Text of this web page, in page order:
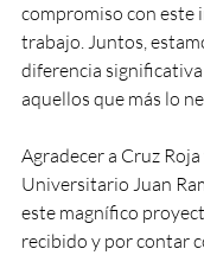
compromiso con este
trabajo. Juntos,
diferencia
aquellos que más lo
Agradecer a Cruz
Universitario Juan
este magnífico
recibido y por contar